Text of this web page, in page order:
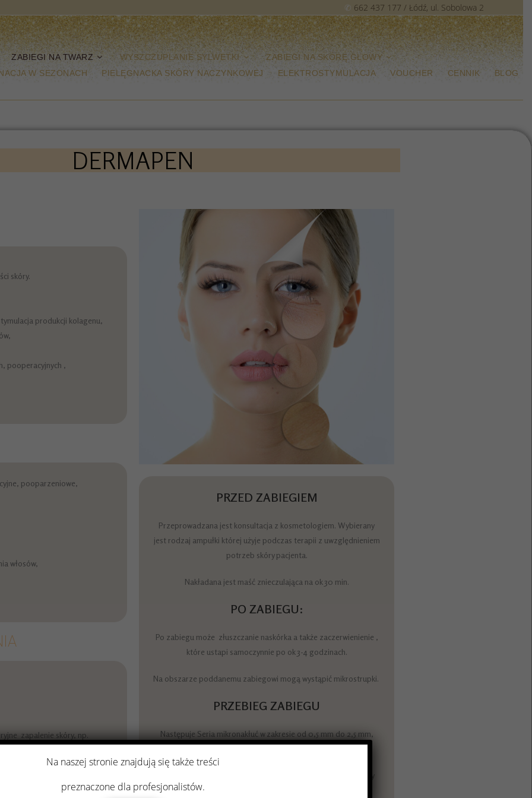
✆ 662 437 177 / Łódź, ul. Sobolowa 2
ZABIEGI NA TWARZ WYSZCZUPLANIE SYLWETKI
ZABIEGI NA SKÓRĘ GŁOWY
W SEZONACH
PIELĘGNACKA SKÓRY NACZYNKOWEJ ELEKTROSTYMULACJA VOUCHER CENNIK BLOG
DERMAPEN
skóry.
produkcji kolagenu,
pooperacyjnych ,
pooparzeniowe,
włosów,
zapalenie skóry, np.
PRZED ZABIEGIEM
Przeprowadzana jest konsultacja z kosmetologiem. Wybierany
jest rodzaj ampułki której użyje podczas terapii z uwzględnieniem
potrzeb skóry pacjenta.
Nakładana jest maść znieczulająca na ok 30 min.
PO ZABIEGU:
Po zabiegu może złuszczanie naskórka a także zaczerwienienie ,
które ustapi samoczynnie po ok 3-4 godzinach.
Na obszarze poddanemu zabiegowi mogą wystąpić mikrostrupki.
PRZEBIEG ZABIEGU
Następuje Seria mikronakłuć w zakresie od 0,5 mm do 2,5 mm,
Po naniesieniu na skórę odpowiedniego preparatu wykonujemy
Na naszej stronie znajdują się także treści
preznaczone dla profesjonalistów.